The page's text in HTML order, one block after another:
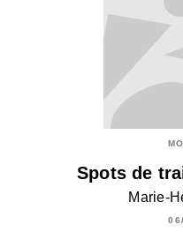
Spots de
Marie-